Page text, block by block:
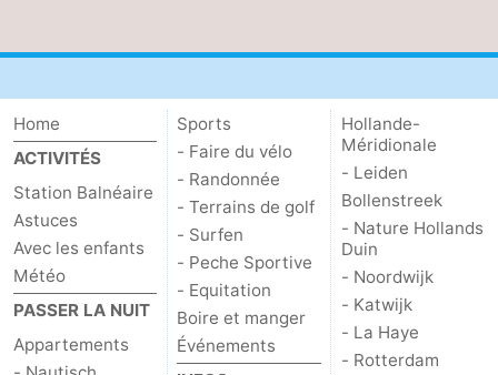
Home
ACTIVITÉS
Station Balnéaire
Astuces
Avec les enfants
Météo
PASSER LA NUIT
Appartements
Sports
- Faire du vélo
- Randonnée
- Terrains de golf
- Surfen
- Peche Sportive
- Equitation
Boire et manger
Événements
Hollande-
Méridionale
- Leiden
Bollenstreek
- Nature Hollands
Duin
- Noordwijk
- Katwijk
- La Haye
- Rotterdam